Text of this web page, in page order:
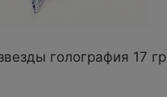
голография 17 гр